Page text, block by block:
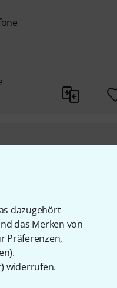
dazugehört
das Merken von
Präferenzen,
).
) widerrufen.